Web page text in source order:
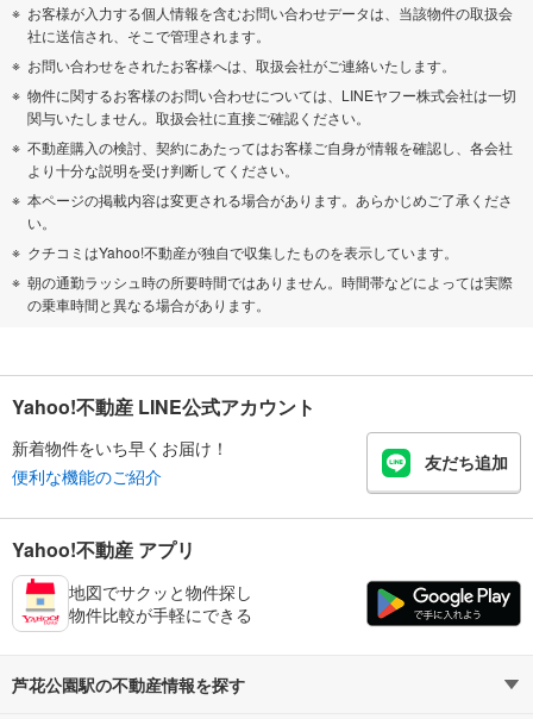
お客様が入力する個人情報を含むお問い合わせデータは、当該物件の取扱会
社に送信され、そこで管理されます。
お問い合わせをされたお客様へは、取扱会社がご連絡いたします。
物件に関するお客様のお問い合わせについては、LINEヤフー株式会社は一切
関与いたしません。取扱会社に直接ご確認ください。
不動産購入の検討、契約にあたってはお客様ご自身が情報を確認し、各会社
より十分な説明を受け判断してください。
本ページの掲載内容は変更される場合があります。あらかじめご了承くださ
い。
クチコミはYahoo!不動産が独自で収集したものを表示しています。
朝の通勤ラッシュ時の所要時間ではありません。時間帯などによっては実際
の乗車時間と異なる場合があります。
Yahoo!不動産 LINE公式アカウント
新着物件をいち早くお届け！
便利な機能のご紹介
友だち追加
Yahoo!不動産 アプリ
地図でサクッと物件探し
物件比較が手軽にできる
芦花公園駅の不動産情報を探す